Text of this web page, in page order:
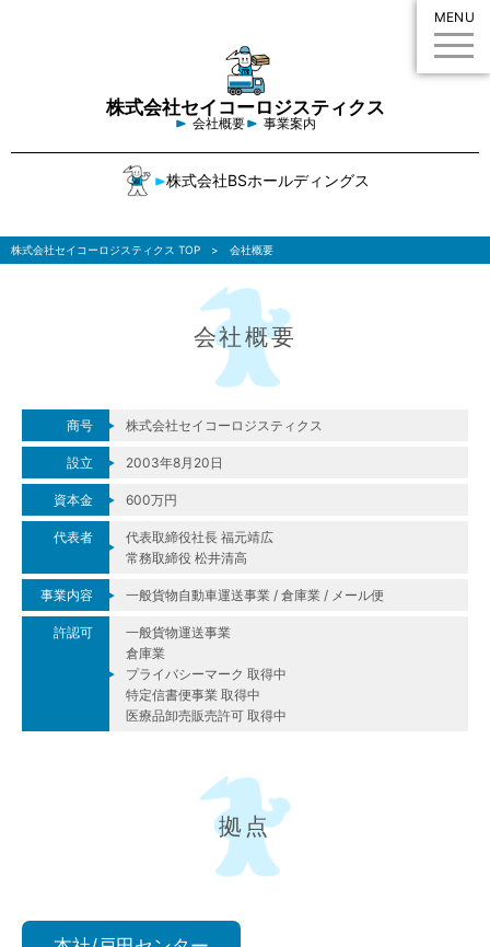
株式会社BSホールディングス
株式会社セイコーロジスティクス
会社概要 事業案内
MENU
株式会社セイコーロジスティクス TOP 会社概要
会社概要
商号 株式会社セイコーロジスティクス
設立 2003年8月20日
資本金 600万円
代表者
代表取締役社長 福元靖広
常務取締役 松井清高
事業内容 一般貨物自動車運送事業 / 倉庫業 / メール便
許認可
一般貨物運送事業
倉庫業
プライバシーマーク 取得中
特定信書便事業 取得中
医療品卸売販売許可 取得中
拠点